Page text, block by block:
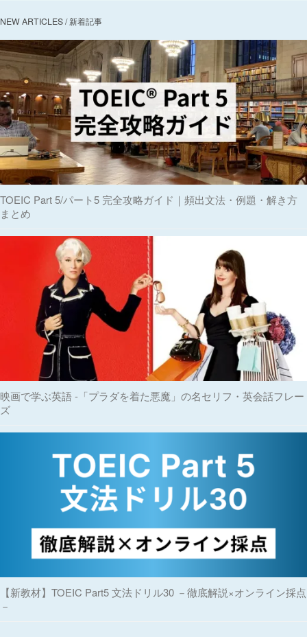
NEW ARTICLES / 新着記事
TOEIC Part 5/パート5 完全攻略ガイド｜頻出文法・例題・解き方
まとめ
映画で学ぶ英語 -「プラダを着た悪魔」の名セリフ・英会話フレー
ズ
【新教材】TOEIC Part5 文法ドリル30 －徹底解説×オンライン採点
－